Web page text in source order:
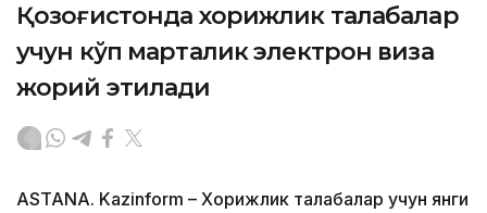
Қозоғистонда хорижлик талабалар
учун кўп марталик электрон виза
жорий этилади
ASTANA. Kazinform – Хорижлик талабалар учун янги